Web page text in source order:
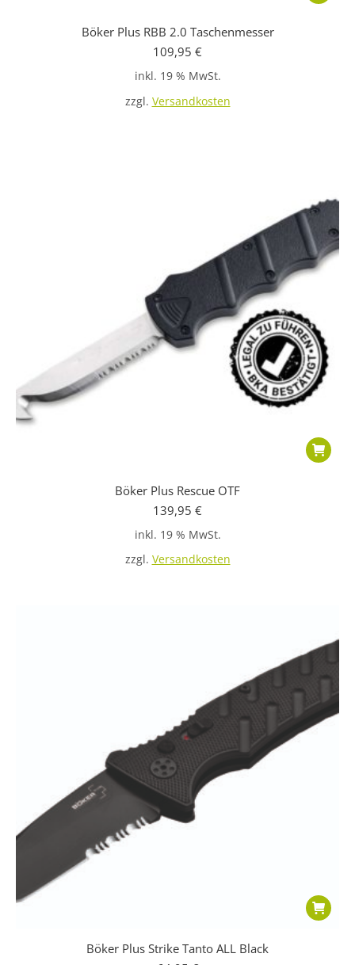
Böker Plus RBB 2.0 Taschenmesser
109,95 €
inkl. 19 % MwSt.
zzgl. Versandkosten
Böker Plus Rescue OTF
139,95 €
inkl. 19 % MwSt.
zzgl. Versandkosten
Böker Plus Strike Tanto ALL Black